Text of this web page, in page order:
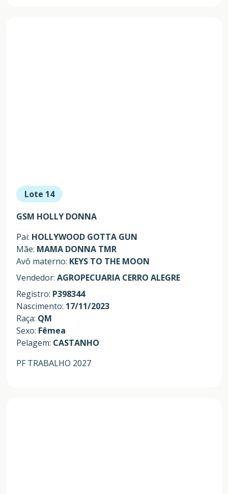
Lote 14
GSM HOLLY DONNA
Pai: HOLLYWOOD GOTTA GUN
Mãe: MAMA DONNA TMR
Avô materno: KEYS TO THE MOON
Vendedor: AGROPECUARIA CERRO ALEGRE
Registro: P398344
Nascimento: 17/11/2023
Raça: QM
Sexo: Fêmea
Pelagem: CASTANHO
PF TRABALHO 2027